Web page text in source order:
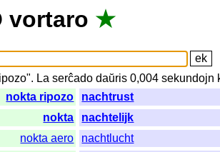
vortaro ★
La serĉado daŭris 0,004sekundojn
nokta ripozo
nachtrust
nokta
nachtelijk
nokta aero
nachtlucht